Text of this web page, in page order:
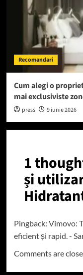
Recomandari
Cum alegi o
mai exclusiviste
press 9 iunie 2026
1
și
Pingback: Vimovo:
eficient și rapid. -
Comments are